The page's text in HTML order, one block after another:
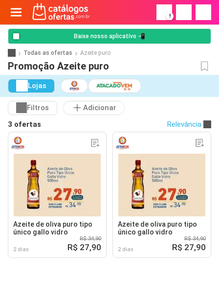
!
Baixe nosso aplicativo 📲
Todas as ofertas Azeite puro
Promoção Azeite puro
Lojas
Filtros
Adicionar
3 ofertas
Relevância
Azeite de oliva puro tipo
único gallo vidro
2 dias
R$ 34,90
R$ 27,90
Azeite de oliva puro tipo
único gallo vidro
2 dias
R$ 34,90
R$ 27,90